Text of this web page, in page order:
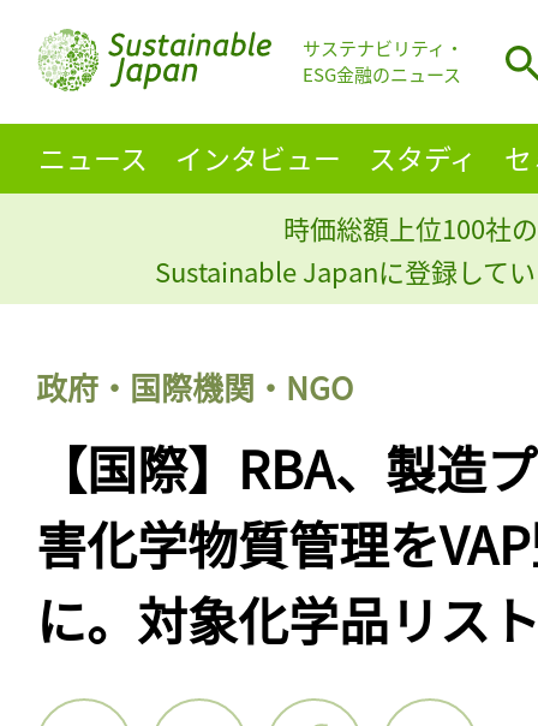
サステナビリティ・
ESG金融のニュース
ニュース インタビュー スタディ
時価総額上位100社
Sustainable Japanに登録して
政府・国際機関・NGO
【国際】RBA、製造
害化学物質管理を
に。対象化学品リス